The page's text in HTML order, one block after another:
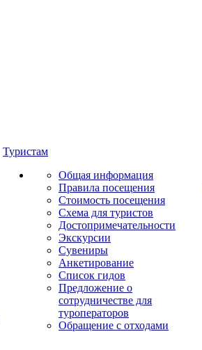
Туристам
Общая информация
Правила посещения
Стоимость посещения
Схема для туристов
Достопримечательности
Экскурсии
Сувениры
Анкетирование
Список гидов
Предложение о
сотрудничестве для
туроператоров
Обращение с отходами